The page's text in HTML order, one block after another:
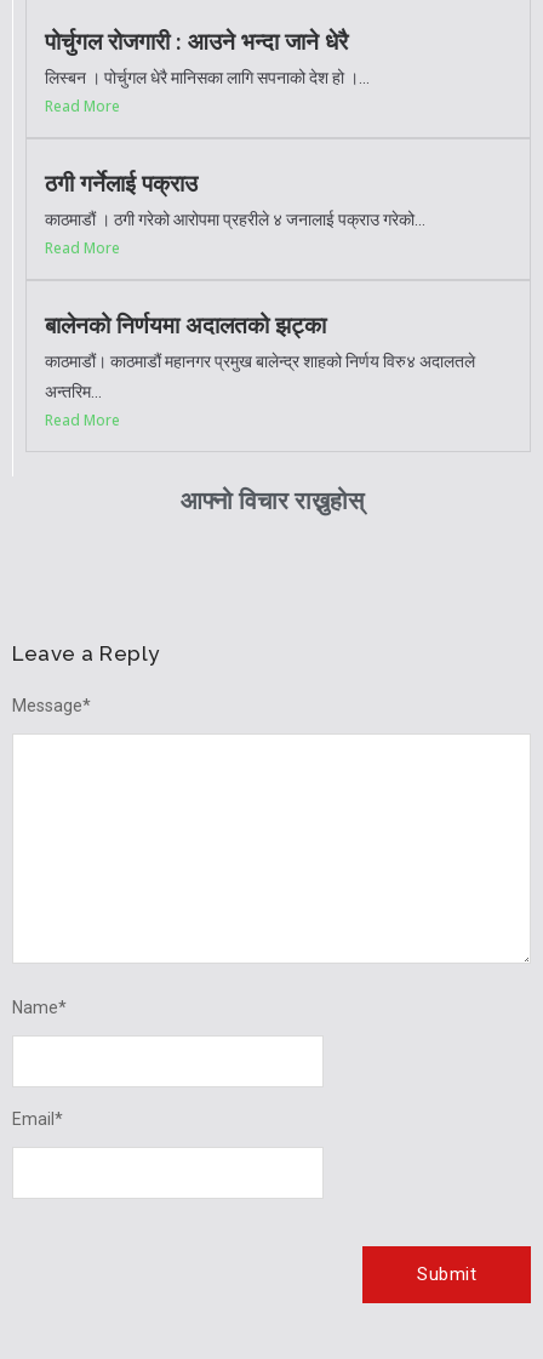
पोर्चुगल रोजगारी : आउने भन्दा जाने धेरै
लिस्बन । पोर्चुगल धेरै मानिसका लागि सपनाको देश हो ।...
Read More
ठगी गर्नेलाई पक्राउ
काठमाडौं । ठगी गरेको आरोपमा प्रहरीले ४ जनालाई पक्राउ गरेको...
Read More
बालेनको निर्णयमा अदालतको झट्का
काठमाडौं। काठमाडौं महानगर प्रमुख बालेन्द्र शाहको निर्णय विरु४ अदालतले
अन्तरिम...
Read More
आफ्नो विचार राख्नुहोस्
Leave a Reply
Message*
Name*
Email *